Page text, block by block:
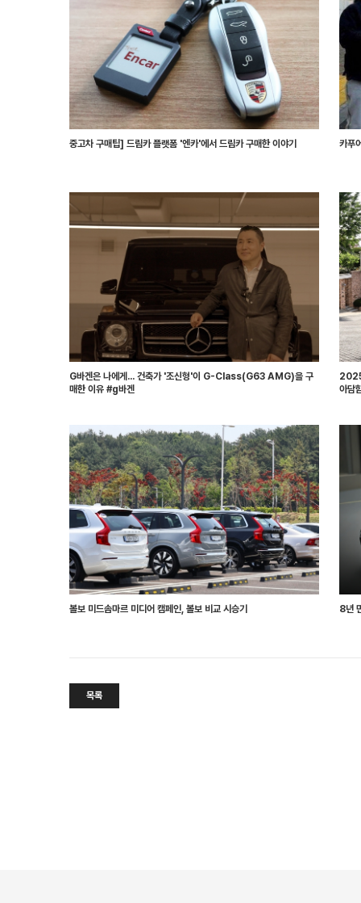
중고차 구매팁] 드림카 플랫폼 '엔카'에서 드림카 구매한 이야기 카푸
G바겐은 나에게... 건축가 '조신형'이 G-Class(G63 AMG)을 구
매한 이유 #g바겐
아담
볼보 미드솜마르 미디어 캠페인, 볼보 비교 시승기 8년
목록